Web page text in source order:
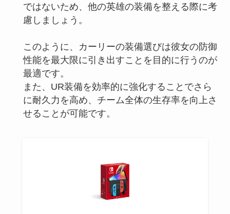
ではないため、他の英雄の装備を整える際に考
慮しましょう。
このように、カーリーの装備選びは彼女の防御
性能を最大限に引き出すことを目的に行うのが
最適です。
また、UR装備を効率的に強化することでさら
に耐久力を高め、チーム全体の生存率を向上さ
せることが可能です。